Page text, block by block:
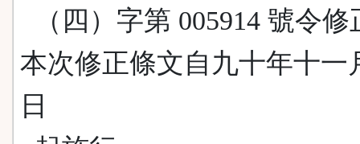
（四）字第 005914 號令修
本次修正條文自九十年十一
日